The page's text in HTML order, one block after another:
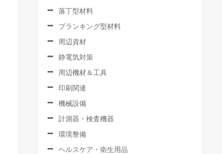
落丁型材料
ブランキング型材料
周辺資材
静電気対策
周辺機材＆工具
印刷関連
機械設備
計測器・検査機器
環境整備
ヘルスケア・衛生用品